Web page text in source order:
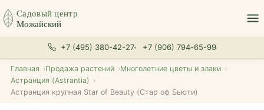
Садовый центр
Можайский
+7 (495) 380-42-27 +7 (906) 794-65-99
Главная Продажа растений
Многолетние цветы и злаки
Астранция (Astrantia)
Астранция крупная Star of Beauty (Стар оф Бьюти)